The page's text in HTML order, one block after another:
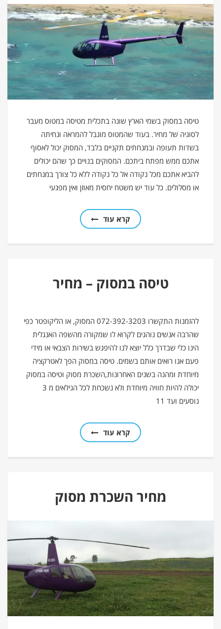
טיסה במסוק בשמי הארץ שונה בתכלית מטיסה במטוס מעבר
לסוגיה של מחיר. בעוד שהמטוס מוגבל להמראה ונחיתה
בשדות תעופה ובמנחתים תקניים בלבד, המסוק יכול לאסוף
אתכם ממש מפתח ביתכם. המסוקים בנויים כך שהם יכולים
להביא אתכם מכל נקודה אל כל נקודה ללא כל צורך במנחתים
או מסלולים. כל עוד יש משטח יחסית מאוזן ואין מפגעי
קרא עוד
טיסה במסוק – מחיר
להזמנות התקשרו 072-392-3203 המסוק, או הליקופטר כפי
שהרבה אנשים נוהגים לקרוא לו שמקורה מהשפה האנגלית
הינו כלי שבדרך כלל יוצא לנו להיפגש בשירות הצבאי או מידי
פעם אנו רואים אותם בשמים. טיסה במסוק הפך לאטרקציה
מיוחדת ומהנה בשנים האחרונות,השכרת מסוק וטיסה במסוק
יכולה להיות חוויה מיוחדת ולא נשכחת לכל הגילאים מ 3
נוסעים ועד 11
קרא עוד
מחיר השכרת מסוק